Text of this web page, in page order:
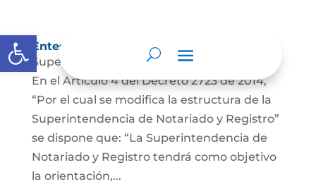
Abrir barra de herramientas
Entes y autoridades que lo vigilan
Superintendencia de Notariado y Registro
En el Artículo 4 del Decreto 2723 de 2014,
“Por el cual se modifica la estructura de la
Superintendencia de Notariado y Registro”
se dispone que: “La Superintendencia de
Notariado y Registro tendrá como objetivo
la orientación,...